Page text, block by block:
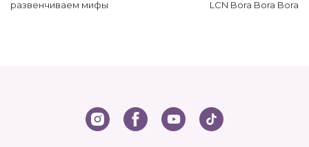
развенчиваем мифы
LCN Bora Bora Bora